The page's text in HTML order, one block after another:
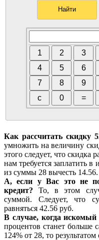
Как рассчитать скидку
умножить на величину
этого следует, что скидка
нам требуется заплатить
из суммы 28 вычесть 14.56.
А, если у Вас это не
кредит? То, в этом
суммой. Следует, что
равняться 42.56 руб.
В случае, когда
процентов станет больше
124% от 28, то